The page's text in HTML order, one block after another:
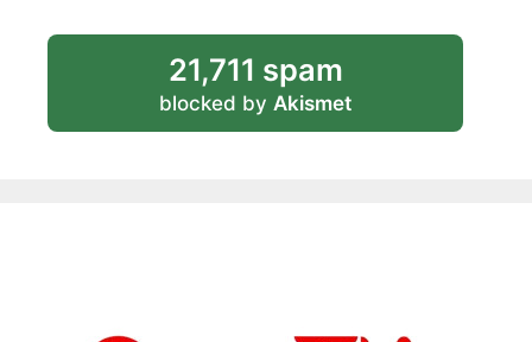
21,711 spam
blocked by Akismet